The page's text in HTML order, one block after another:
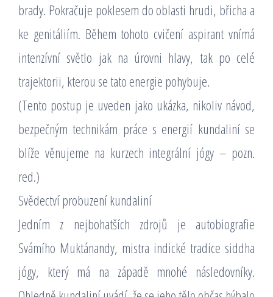
brady. Pokračuje poklesem do oblasti hrudi, břicha a
ke genitáliím. Během tohoto cvičení aspirant vnímá
intenzívní světlo jak na úrovni hlavy, tak po celé
trajektorii, kterou se tato energie pohybuje.
(Tento postup je uveden jako ukázka, nikoliv návod,
bezpečným technikám práce s energií kundaliní se
blíže věnujeme na kurzech integrální jógy – pozn.
red.)
Svědectví probuzení kundaliní
Jedním z nejbohatších zdrojů je autobiografie
Svámího Muktánandy, mistra indické tradice siddha
jógy, který má na západě mnohé následovníky.